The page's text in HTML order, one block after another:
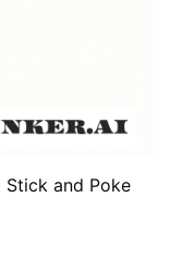
Stick and Poke